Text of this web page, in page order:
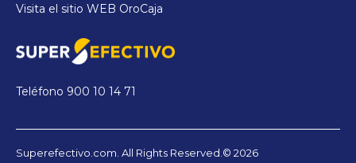
Visita el sitio WEB OroCaja
Teléfono 900 10 14 71
Superefectivo.com. All Rights Reserved.© 2026